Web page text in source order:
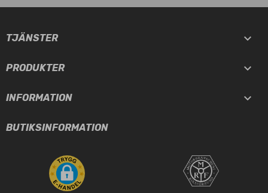
TJÄNSTER 
PRODUKTER 
INFORMATION 
BUTIKSINFORMATION